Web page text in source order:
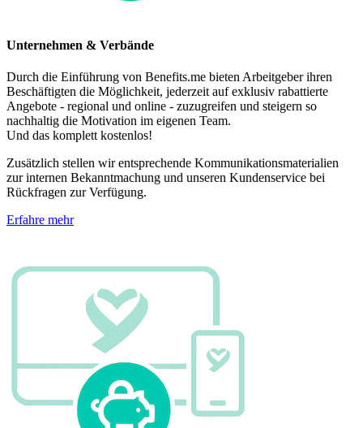
Unternehmen & Verbände
Durch die Einführung von Benefits.me bieten Arbeitgeber ihren
Beschäftigten die Möglichkeit, jederzeit auf exklusiv rabattierte
Angebote - regional und online - zuzugreifen und steigern so
nachhaltig die Motivation im eigenen Team.
Und das komplett kostenlos!
Zusätzlich stellen wir entsprechende Kommunikationsmaterialien
zur internen Bekanntmachung und unseren Kundenservice bei
Rückfragen zur Verfügung.
Erfahre mehr